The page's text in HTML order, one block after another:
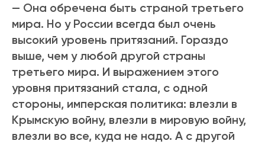
— Она обречена быть страной третьего
мира. Но у России всегда был очень
высокий уровень притязаний. Гораздо
выше, чем у любой другой страны
третьего мира. И выражением этого
уровня притязаний стала, с одной
стороны, имперская политика: влезли в
Крымскую войну, влезли в мировую войну,
влезли во все, куда не надо. А с другой